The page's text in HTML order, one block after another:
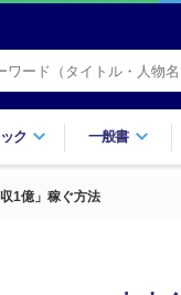
ク 一般書
1億」稼ぐ方法